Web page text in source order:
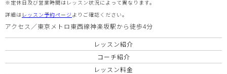
※定休日及び営業時間はレッスン状況によって異なります。
詳細は レッスン予約ページよりご確認ください。
アクセス／東京メトロ東西線神楽坂駅から徒歩4分
レッスン紹介
コーチ紹介
レッスン料金